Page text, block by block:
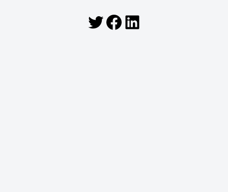
Twitter
Facebook
LinkedIn